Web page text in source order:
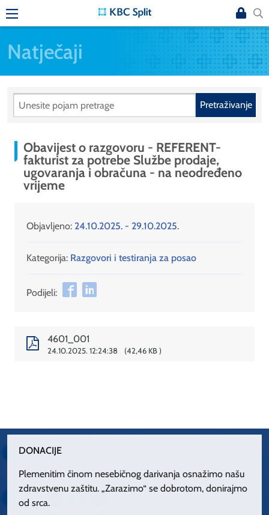
Natječaji
Pretraživanje
Obavijest o razgovoru - REFERENT-
fakturist za potrebe Službe prodaje,
ugovaranja i obračuna - na neodređeno
vrijeme
Objavljeno: 24.10.2025. - 29.10.2025.
Kategorija: Razgovori i testiranja za posao
Podijeli:
4601_001
24.10.2025. 12:24:38 42,46 KB
DONACIJE
Plemenitim činom nesebičnog darivanja osnažimo našu
zdravstvenu zaštitu. „Zarazimo“ se dobrotom, donirajmo
od srca.